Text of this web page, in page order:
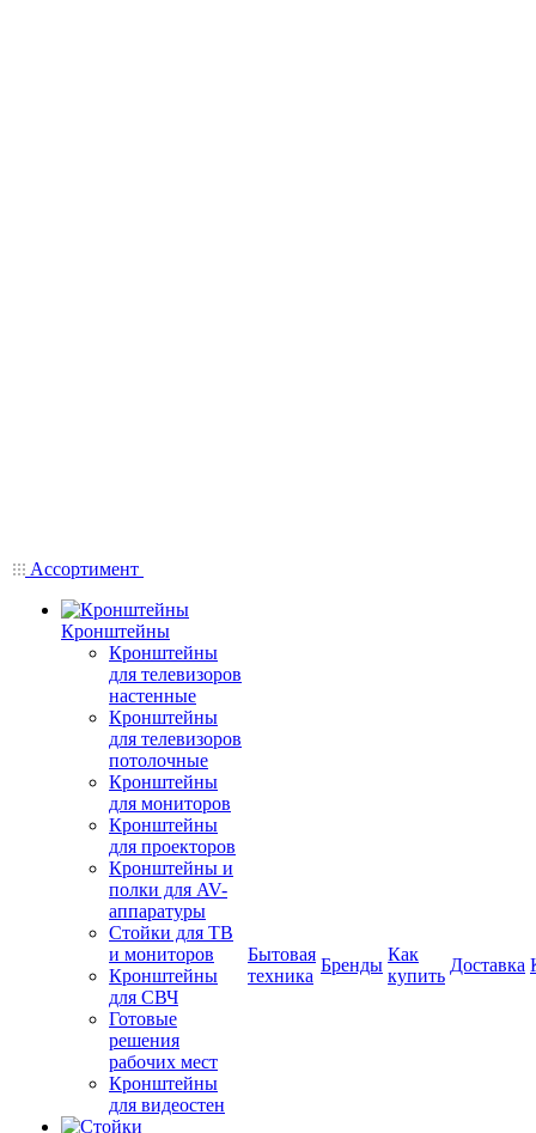
Ассортимент
Кронштейны
Кронштейны
для телевизоров
настенные
Кронштейны
для телевизоров
потолочные
Кронштейны
для мониторов
Кронштейны
для проекторов
Кронштейны и
полки для AV-
аппаратуры
Стойки для ТВ
и мониторов
Кронштейны
для СВЧ
Готовые
решения
рабочих мест
Кронштейны
для видеостен
Бытовая
техника
Бренды
Как
купить
Доставка